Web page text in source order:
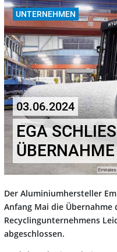
UNTERNEHMEN
03.06.2024
EGA
BERNAHME
Der Aluminiumhersteller
Anfang Mai die Übernahme
Recyclingunternehmens
abgeschlossen.